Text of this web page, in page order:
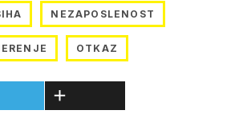
NEZAPOSLENOST
OTKAZ